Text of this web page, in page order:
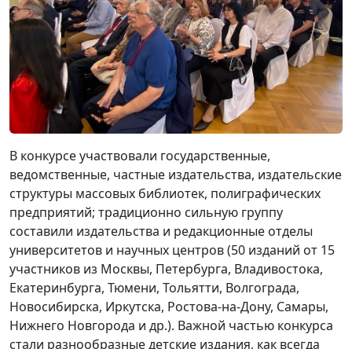
В конкурсе участвовали государственные,
ведомственные, частные издательства, издательские
структуры массовых библиотек, полиграфических
предприятий; традиционно сильную группу
составили издательства и редакционные отделы
университетов и научных центров (50 изданий от 15
участников из Москвы, Петербурга, Владивостока,
Екатеринбурга, Тюмени, Тольятти, Волгограда,
Новосибирска, Иркутска, Ростова-на-Дону, Самары,
Нижнего Новгорода и др.). Важной частью конкурса
стали разнообразные детские издания, как всегда